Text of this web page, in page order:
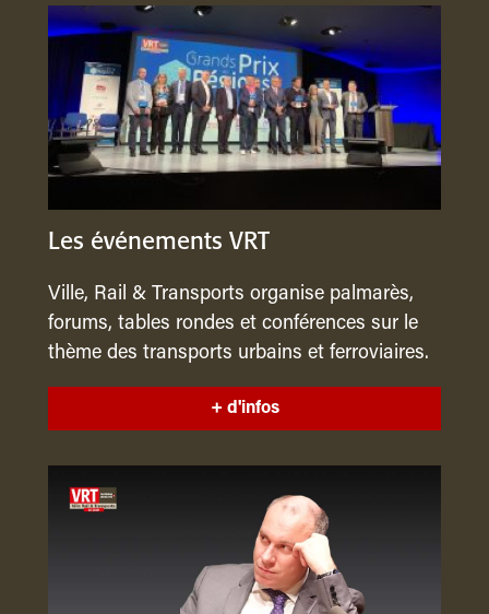
Les événements VRT
Ville, Rail & Transports organise palmarès,
forums, tables rondes et conférences sur le
thème des transports urbains et ferroviaires.
+ d'infos